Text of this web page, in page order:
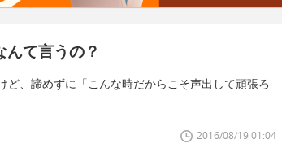
て言うの？
、諦めずに「こんな時だからこそ声出して頑張ろ
2016/08/19 01:04